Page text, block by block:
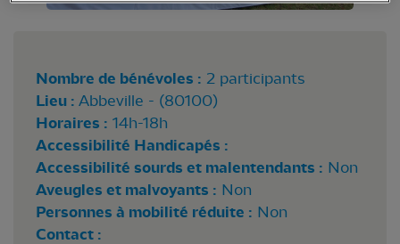
Nombre de bénévoles : 2 participants
Lieu : Abbeville - (80100)
Horaires : 14h-18h
Accessibilité Handicapés :
Accessibilité sourds et malentendants : Non
Aveugles et malvoyants : Non
Personnes à mobilité réduite : Non
Contact :